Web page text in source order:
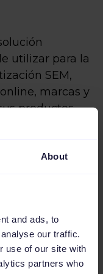
About
and ads, to
our traffic.
use of our site with
partners who
utilizar para la
SEM,
marcas y
productos
cientos
permite
el
el máximo
clientes de
de
conecta a las